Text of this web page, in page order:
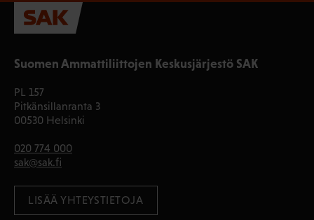
Suomen Ammattiliittojen Keskusjärjestö SAK
PL 157
Pitkänsillanranta 3
00530 Helsinki
020 774 000
sak@sak.fi
LISÄÄ YHTEYSTIETOJA